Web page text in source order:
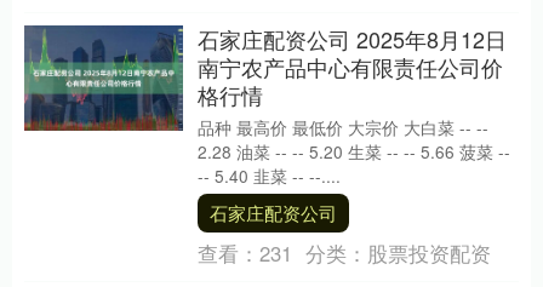
石家庄配资公司 2025年8月12日
南宁农产品中心有限责任公司价
格行情
品种 最高价 最低价 大宗价 大白菜 -- --
2.28 油菜 -- -- 5.20 生菜 -- -- 5.66 菠菜 --
-- 5.40 韭菜 -- --....
石家庄配资公司
查看： 231 分类： 股票投资配资